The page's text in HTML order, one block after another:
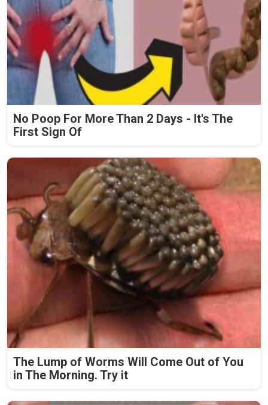
No Poop For More Than 2 Days - It's The
First Sign Of
The Lump of Worms Will Come Out of You
in The Morning. Try it